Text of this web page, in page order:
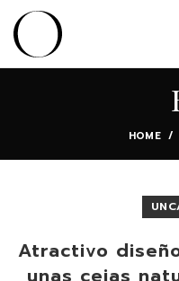
HOME
Atractivo
unas cejas